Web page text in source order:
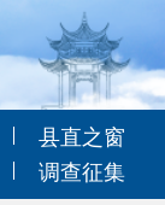
县直之窗
调查征集